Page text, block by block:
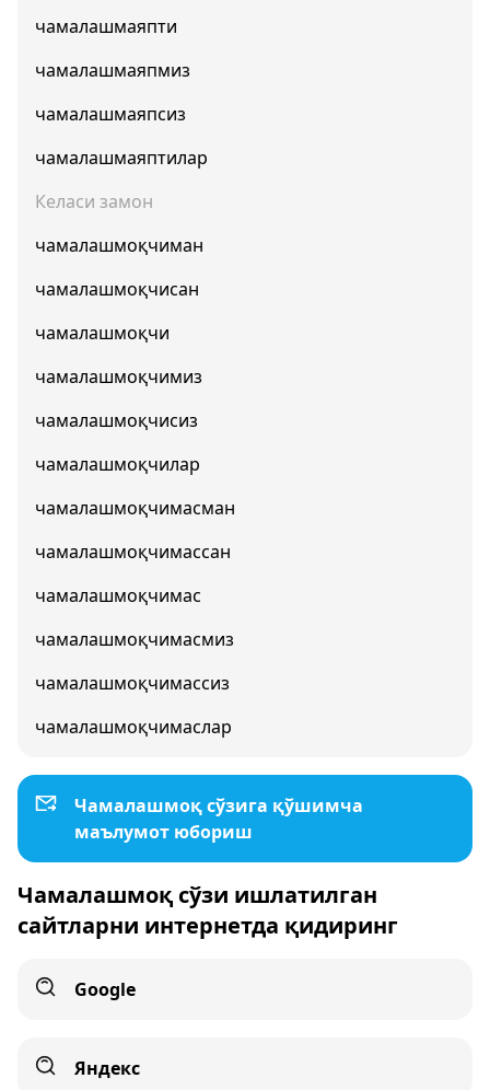
чамалашмаяпти
чамалашмаяпмиз
чамалашмаяпсиз
чамалашмаяптилар
Келаси замон
чамалашмоқчиман
чамалашмоқчисан
чамалашмоқчи
чамалашмоқчимиз
чамалашмоқчисиз
чамалашмоқчилар
чамалашмоқчимасман
чамалашмоқчимассан
чамалашмоқчимас
чамалашмоқчимасмиз
чамалашмоқчимассиз
чамалашмоқчимаслар
Чамалашмоқ сўзига қўшимча
маълумот юбориш
Чамалашмоқ сўзи ишлатилган
сайтларни интернетда қидиринг
Google
Яндекс